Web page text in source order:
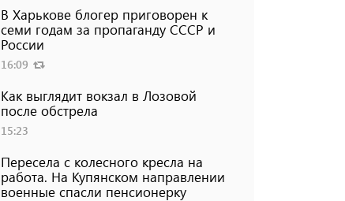
В Харькове блогер приговорен к
семи годам за пропаганду СССР и
России
16:09
Как выглядит вокзал в Лозовой
после обстрела
15:23
Пересела с колесного кресла на
работа. На Купянском направлении
военные спасли пенсионерку